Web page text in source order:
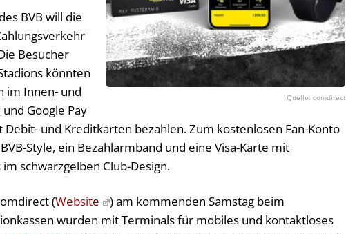
comdirect
BVB will die
Besucher
könnten
im Innen- und
Google Pay
und Kreditkarten bezahlen. Zum kostenlosen Fan-Konto
Style, ein Bezahlarmband und eine Visa-Karte mit
schwarzgelben Club-Design.
(Website
) am kommenden Samstag beim
wurden mit Terminals für mobiles und kontaktloses